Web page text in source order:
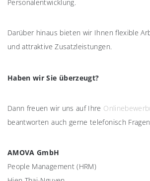
Personalentwicklung.
Darüber hinaus bieten wir Ihnen flexible
und attraktive Zusatzleistungen.
Haben wir Sie überzeugt?
Dann freuen wir uns auf Ihre
beantworten auch gerne telefonisch
AMOVA GmbH
People Management (HRM)